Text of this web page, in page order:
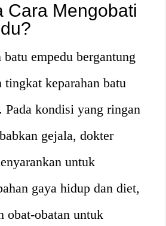
Cara Mengobati
batu empedu bergantung
tingkat keparahan batu
Pada kondisi yang ringan
gejala, dokter
untuk
gaya hidup dan diet,
obat-obatan untuk